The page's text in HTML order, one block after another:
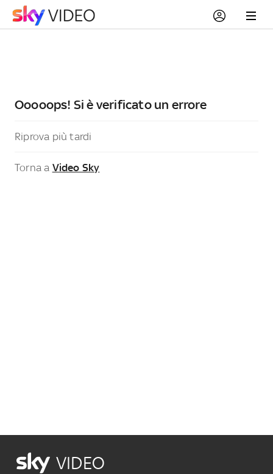
Ooooops! Si è verificato un errore
Riprova più tardi
Torna a Video Sky
VIDEO